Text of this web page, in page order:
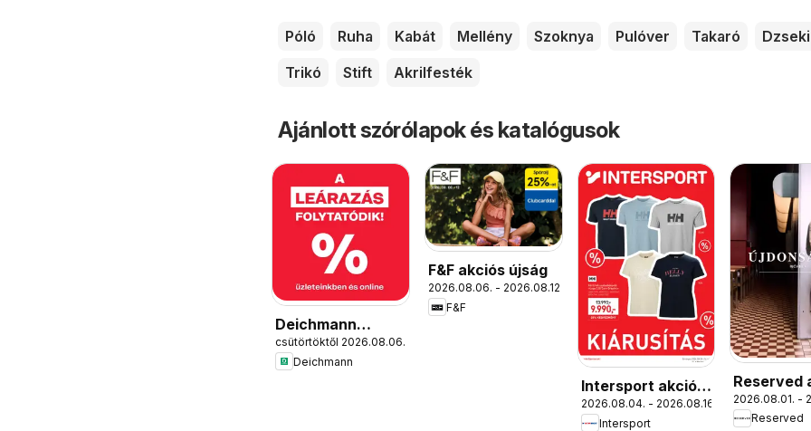
Póló Ruha Kabát Mellény Szoknya Pulóver Takaró
Dzseki
Trikó
Stift Akrilfesték
Ajánlott szórólapok és katalógusok
Deichmann
akciós újság
csütörtöktől 2026.08.06.
Deichmann
F&F akciós újság
2026.08.06. - 2026.08.12.
F&F
Intersport akciós
újság
2026.08.04. - 2026.08.16.
Intersport
Reserved
újság
2026.08.01. -
Reserved